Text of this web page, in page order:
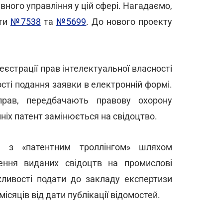
управління у цій сфері. Нагадаємо,
№7538 та №5699. До нового проекту
прав інтелектуальної власності
подання заявки в електронній формі.
передбачають правову охорону
патент замінюється на свідоцтво.
з «патентним троллінгом» шляхом
виданих свідоцтв на промислові
подати до закладу експертизи
від дати публікації відомостей.